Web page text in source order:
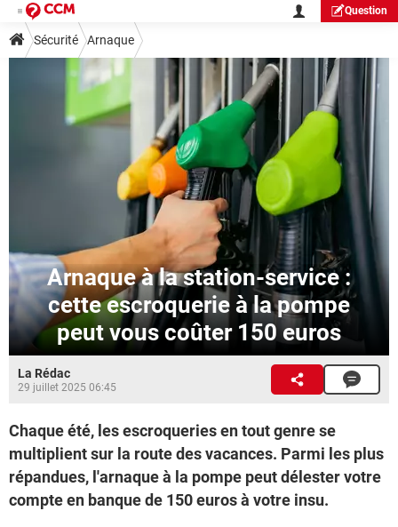
Question
Sécurité Arnaque
Arnaque à la station-service :
cette escroquerie à la pompe
peut vous coûter 150 euros
La Rédac
29 juillet 2025 06:45
Chaque été, les escroqueries en tout genre se
multiplient sur la route des vacances. Parmi les plus
répandues, l'arnaque à la pompe peut délester votre
compte en banque de 150 euros à votre insu.